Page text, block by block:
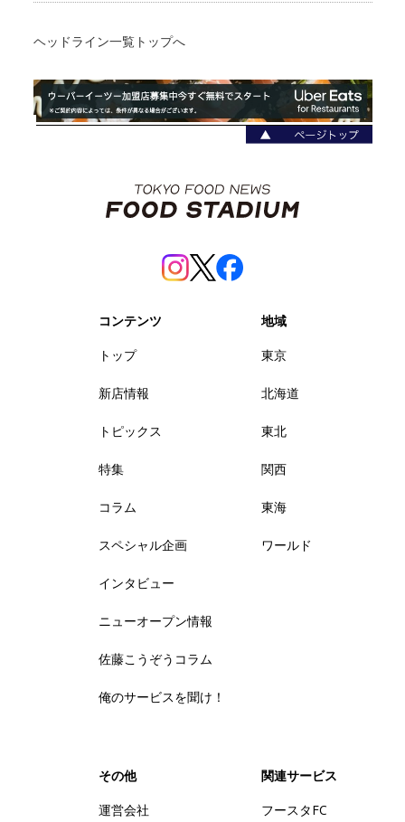
ヘッドライン一覧トップへ
コンテンツ
トップ
新店情報
トピックス
特集
コラム
スペシャル企画
インタビュー
ニューオープン情報
佐藤こうぞうコラム
俺のサービスを聞け！
地域
東京
北海道
東北
関西
東海
ワールド
その他
運営会社
関連サービス
フースタFC